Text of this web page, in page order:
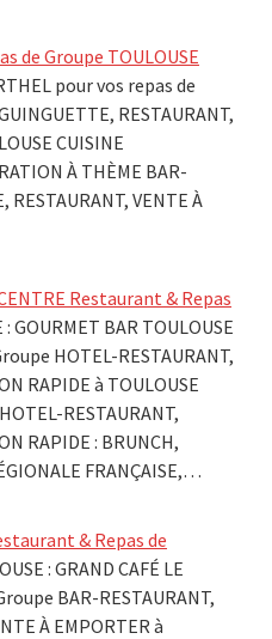
de Groupe TOULOUSE
pour vos repas de
RESTAURANT,
CUISINE
À THÈME BAR-
RESTAURANT, VENTE À
Restaurant & Repas
GOURMET BAR TOULOUSE
HOTEL-RESTAURANT,
RAPIDE à TOULOUSE
RESTAURANT,
RAPIDE : BRUNCH,
FRANÇAISE,…
& Repas de
: GRAND CAFÉ LE
BAR-RESTAURANT,
À EMPORTER à